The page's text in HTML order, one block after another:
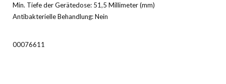
Min. Tiefe der Gerätedose: 51,5 Millimeter (mm)
Antibakterielle Behandlung: Nein
00076611